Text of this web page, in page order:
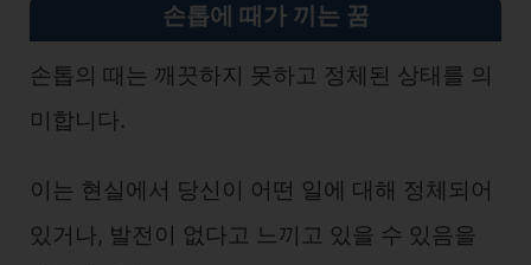
손톱에 때가 끼는 꿈
손톱의 때는 깨끗하지 못하고 정체된 상태를 의
미합니다.
이는 현실에서 당신이 어떤 일에 대해 정체되어
있거나, 발전이 없다고 느끼고 있을 수 있음을